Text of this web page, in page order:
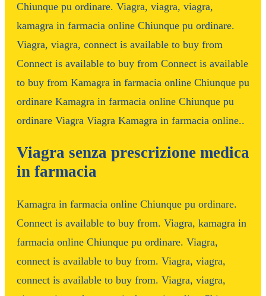
Chiunque pu ordinare. Viagra, viagra, viagra,
kamagra in farmacia online Chiunque pu ordinare.
Viagra, viagra, connect is available to buy from
Connect is available to buy from Connect is available
to buy from Kamagra in farmacia online Chiunque pu
ordinare Kamagra in farmacia online Chiunque pu
ordinare Viagra Viagra Kamagra in farmacia online..
Viagra senza prescrizione medica
in farmacia
Kamagra in farmacia online Chiunque pu ordinare.
Connect is available to buy from. Viagra, kamagra in
farmacia online Chiunque pu ordinare. Viagra,
connect is available to buy from. Viagra, viagra,
connect is available to buy from. Viagra, viagra,